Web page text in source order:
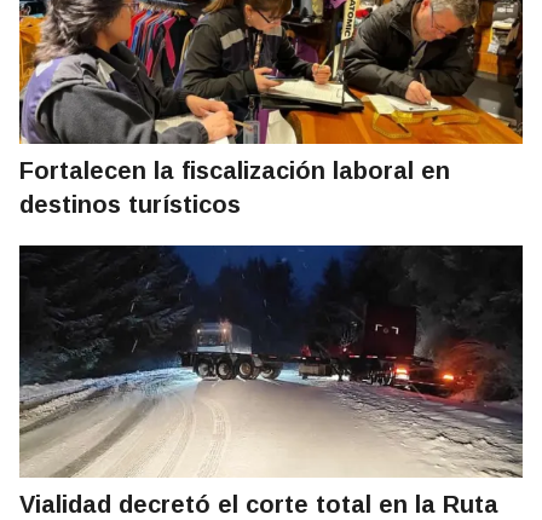
Fortalecen la fiscalización laboral en
destinos turísticos
Vialidad decretó el corte total en la Ruta